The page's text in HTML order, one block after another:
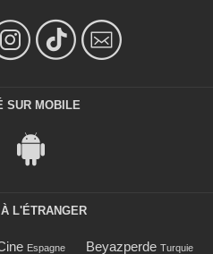
SUR MOBILE
L'ÉTRANGER
Espagne Beyazperde Turquie